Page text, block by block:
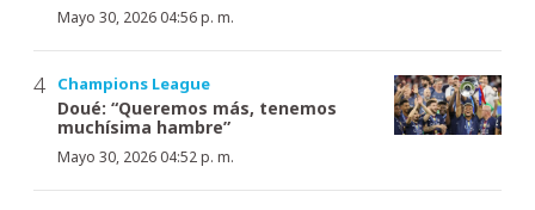
Mayo 30, 2026 04:56 p. m.
Champions League
Doué: “Queremos más, tenemos
muchísima hambre”
Mayo 30, 2026 04:52 p. m.